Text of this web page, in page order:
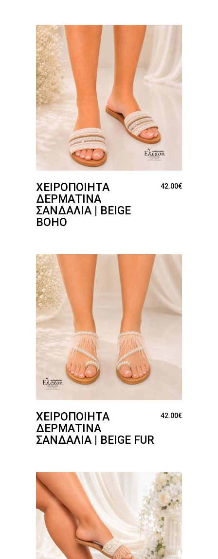
ΧΕΙΡΟΠΟΊΗΤΑ
ΔΕΡΜΆΤΙΝΑ
ΣΑΝΔΆΛΙΑ | BEIGE
BOHO
42.00€
ΧΕΙΡΟΠΟΊΗΤΑ
ΔΕΡΜΆΤΙΝΑ
ΣΑΝΔΆΛΙΑ | BEIGE FUR
42.00€